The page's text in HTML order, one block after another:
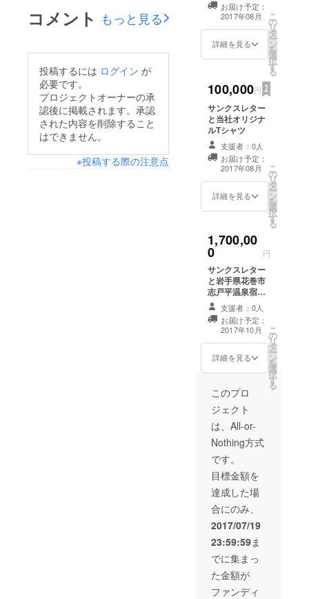
コメント もっと見る
投稿するには ログイン が
必要です。
プロジェクトオーナーの承
認後に掲載されます。承認
された内容を削除すること
はできません。
※投稿する際の注意点
お届け予定：
2017年08月
詳細を見る
こ
の
リ
タ
ー
ン
を
選
択
す
る
100,000円
サンクスレター
と当社オリジナ
ルTシャツ
支援者：0人
お届け予定：
2017年08月
詳細を見る
こ
の
リ
タ
ー
ン
を
選
択
す
る
1,700,00
0 円
サンクスレター
と岩手県花巻市
志戸平温泉宿泊
ペアチケット
支援者：0人
お届け予定：
2017年10月
詳細を見る
こ
の
リ
タ
ー
ン
を
選
択
す
る
このプロ
ジェクト
は、All-or-
Nothing方式
です。
目標金額を
達成した場
合にのみ、
2017/07/19
23:59:59ま
でに集まっ
た金額が
ファンディ